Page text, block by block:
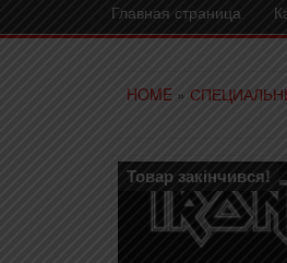
Главная страница
HOME »
Товар закінчився!